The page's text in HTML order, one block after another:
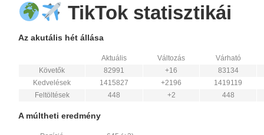
TikTok statisztikái
Az akutális hét állása
Aktuális Változás
Várható
Követők
82991 +16
83134
Kedvelések
1415827 +2196
1419119
Feltöltések
448 +2 448
A múltheti eredmény